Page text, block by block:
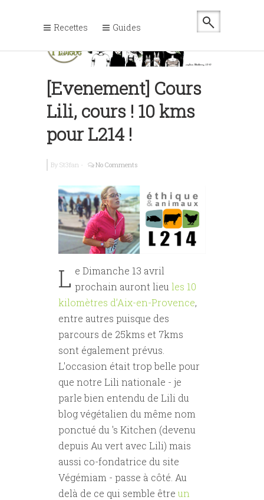
Recettes Guides
[Evenement] Cours
Lili, cours ! 10 kms
pour L214 !
By St3fan - No Comments
L e Dimanche 13 avril
prochain auront lieu les 10
kilomètres d’Aix-en-Provence,
entre autres puisque des
parcours de 25kms et 7kms
sont également prévus.
L'occasion était trop belle pour
que notre Lili nationale - je
parle bien entendu de Lili du
blog végétalien du même nom
ponctué du 's Kitchen (devenu
depuis Au vert avec Lili) mais
aussi co-fondatrice du site
Végémiam - passe à côté. Au
delà de ce qui semble être un